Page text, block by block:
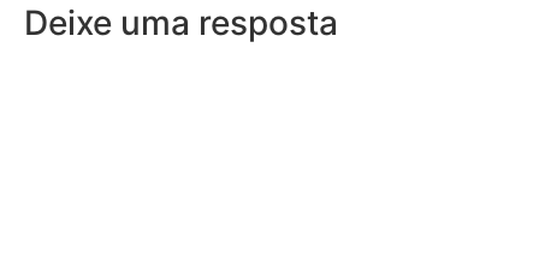
Deixe uma resposta